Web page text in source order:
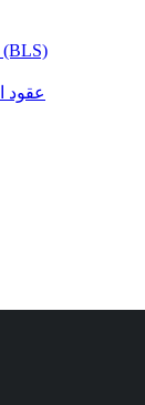
دورات الإنعاش القلبي الرئوي (BLS)
عقود